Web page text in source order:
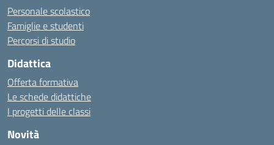
Personale scolastico
Famiglie e studenti
Percorsi di studio
Didattica
Offerta formativa
Le schede didattiche
I progetti delle classi
Novità